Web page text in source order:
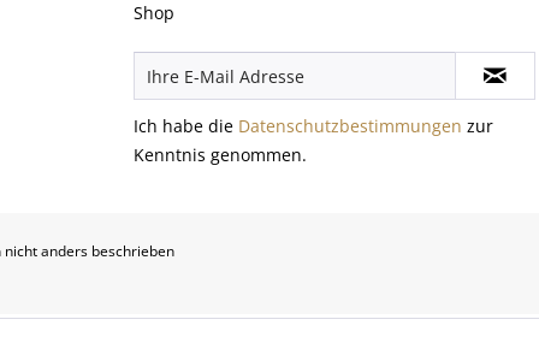
Shop
Ich habe die Datenschutzbestimmungen zur
Kenntnis genommen.
anders beschrieben